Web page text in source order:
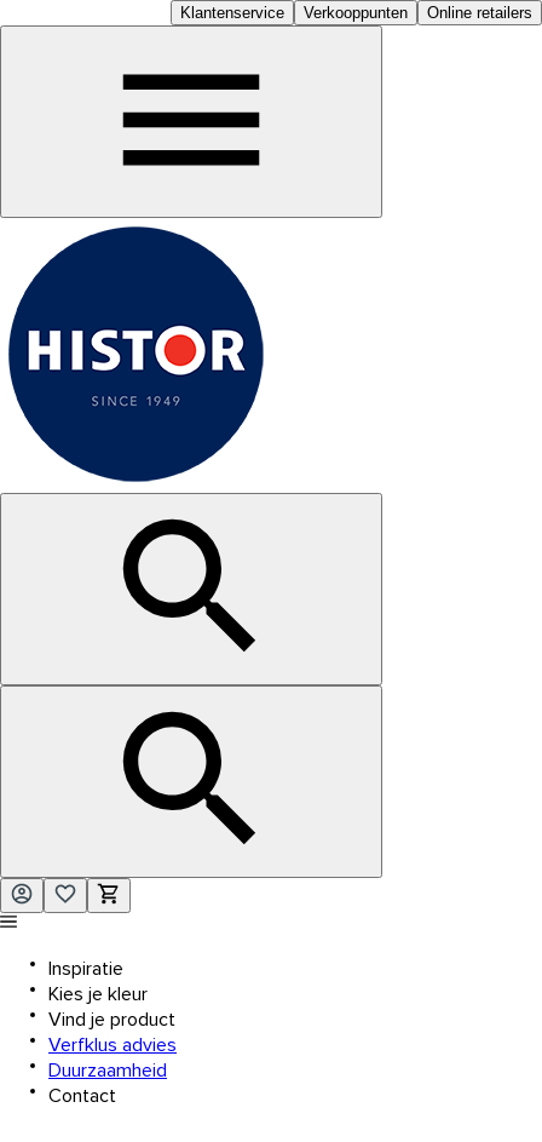
Klantenservice Verkooppunten Online retailers
Inspiratie
Kies je kleur
Vind je product
Verfklus advies
Duurzaamheid
Contact